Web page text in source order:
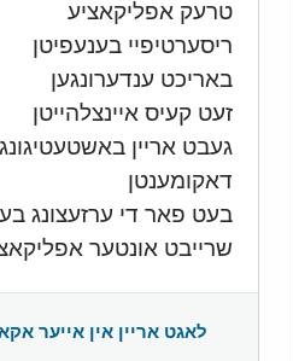
טרעק אפליקאציע
ריסערטיפיי בענעפיטן
באריכט ענדערונגען
זעט קעיס איינצלהייטן
געבט אריין באשטעטיגונג
דאקומענטן
בעט פאר די ערזעצונג
שרייבט אונטער
לאגט אריין אין אייער